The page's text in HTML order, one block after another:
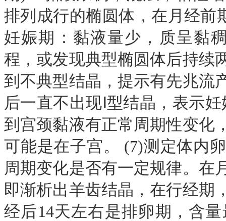
排列成行的椭圆体，在月经前
妊娠期：黏液量少，质呈黏
程，或发现典型椭圆体后持续
到不典型结晶，提示有先兆流
后一直不出现Ⅰ型结晶，表示
到宫颈黏液有正常周期性变化
可能是在子宫。 (7)测定体内
周期变化是否有一定规律。在
即渐析出羊齿结晶，在行经期
经后14天左右是排卵期，含